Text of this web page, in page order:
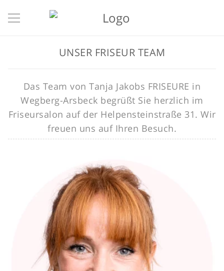
UNSER FRISEUR TEAM
Das Team von Tanja Jakobs FRISEURE in
Wegberg-Arsbeck begrüßt Sie herzlich im
Friseursalon auf der Helpensteinstraße 31. Wir
freuen uns auf Ihren Besuch.